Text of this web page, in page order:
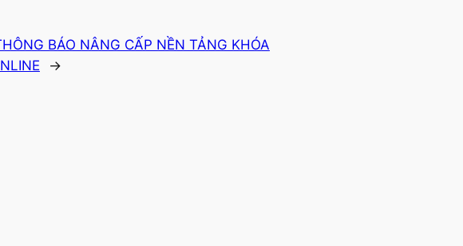
BÁO NÂNG CẤP NỀN TẢNG KHÓA
→